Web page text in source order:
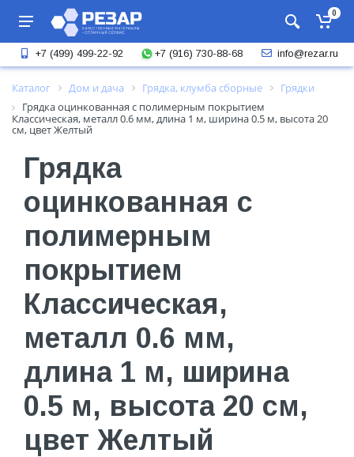
0
+7 (499) 499-22-92 +7 (916) 730-88-68 info@rezar.ru
Каталог Дом и дача Грядка, клумба сборные
Грядки
Грядка оцинкованная с полимерным покрытием
Классическая, металл 0.6 мм, длина 1 м, ширина 0.5 м, высота 20
см, цвет Желтый
Грядка
оцинкованная с
полимерным
покрытием
Классическая,
металл 0.6 мм,
длина 1 м, ширина
0.5 м, высота 20 см,
цвет Желтый